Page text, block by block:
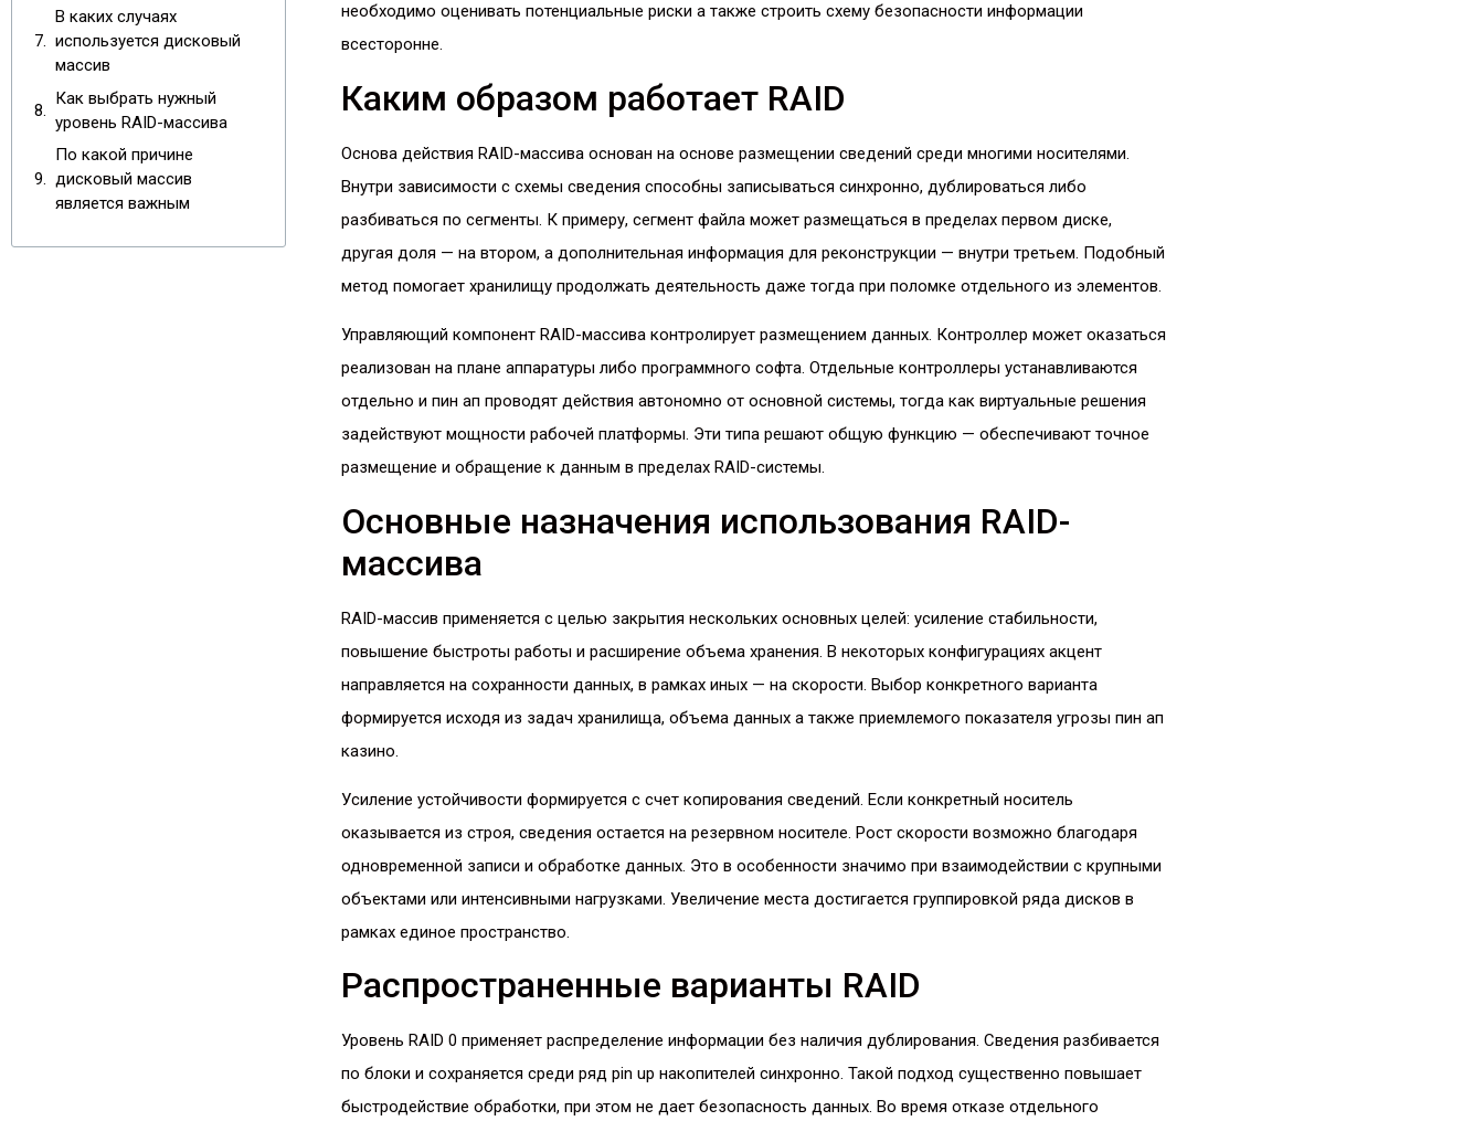
В каких случаях
используется дисковый
массив
Как выбрать нужный
уровень RAID-массива
По какой причине
дисковый массив
является важным
необходимо оценивать потенциальные риски а также строить схему безопасности информации
всесторонне.
Каким образом работает RAID
Основа действия RAID-массива основан на основе размещении сведений среди многими носителями.
Внутри зависимости с схемы сведения способны записываться синхронно, дублироваться либо
разбиваться по сегменты. К примеру, сегмент файла может размещаться в пределах первом диске,
другая доля — на втором, а дополнительная информация для реконструкции — внутри третьем. Подобный
метод помогает хранилищу продолжать деятельность даже тогда при поломке отдельного из элементов.
Управляющий компонент RAID-массива контролирует размещением данных. Контроллер может оказаться
реализован на плане аппаратуры либо программного софта. Отдельные контроллеры устанавливаются
отдельно и пин ап проводят действия автономно от основной системы, тогда как виртуальные решения
задействуют мощности рабочей платформы. Эти типа решают общую функцию — обеспечивают точное
размещение и обращение к данным в пределах RAID-системы.
Основные назначения использования RAID-
массива
RAID-массив применяется с целью закрытия нескольких основных целей: усиление стабильности,
повышение быстроты работы и расширение объема хранения. В некоторых конфигурациях акцент
направляется на сохранности данных, в рамках иных — на скорости. Выбор конкретного варианта
формируется исходя из задач хранилища, объема данных а также приемлемого показателя угрозы пин ап
казино.
Усиление устойчивости формируется с счет копирования сведений. Если конкретный носитель
оказывается из строя, сведения остается на резервном носителе. Рост скорости возможно благодаря
одновременной записи и обработке данных. Это в особенности значимо при взаимодействии с крупными
объектами или интенсивными нагрузками. Увеличение места достигается группировкой ряда дисков в
рамках единое пространство.
Распространенные варианты RAID
Уровень RAID 0 применяет распределение информации без наличия дублирования. Сведения разбивается
по блоки и сохраняется среди ряд pin up накопителей синхронно. Такой подход существенно повышает
быстродействие обработки, при этом не дает безопасность данных. Во время отказе отдельного